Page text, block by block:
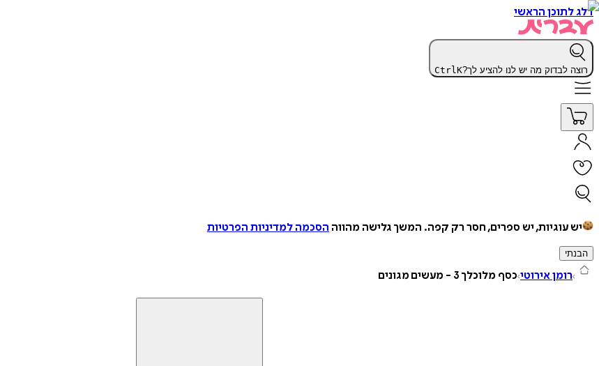
דלג לתוכן הראשי
רוצה לבדוק מה יש לנו להציע לך? CtrlK
יש עוגיות, יש ספרים, חסר רק קפה. המשך גלישה מהווה הסכמה למדיניות הפרטיות
הבנתי
רומן אירוטי כסף מלוכלך 3 - מעשים מגונים